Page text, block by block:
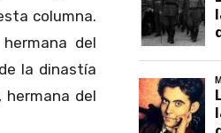
columna.
del
la dinastía
hermana del